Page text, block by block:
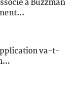
à Buzzman
va-t-